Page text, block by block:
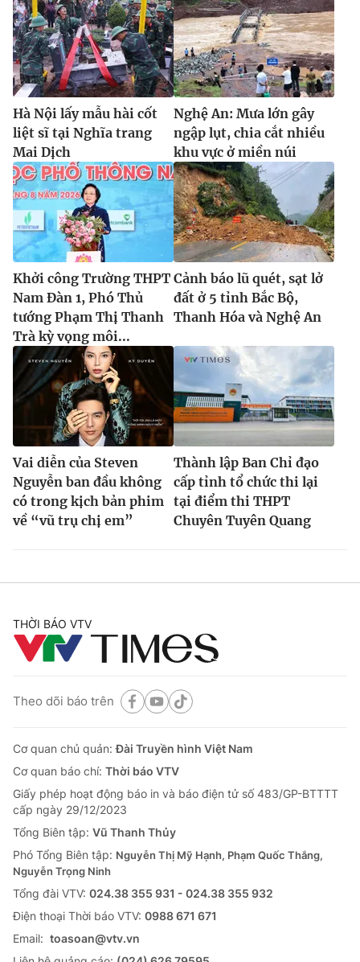
Hà Nội lấy mẫu hài cốt
liệt sĩ tại Nghĩa trang
Mai Dịch
Nghệ An: Mưa lớn gây
ngập lụt, chia cắt nhiều
khu vực ở miền núi
Khởi công Trường THPT
Nam Đàn 1, Phó Thủ
tướng Phạm Thị Thanh
Trà kỳ vọng môi...
Cảnh báo lũ quét, sạt lở
đất ở 5 tỉnh Bắc Bộ,
Thanh Hóa và Nghệ An
Vai diễn của Steven
Nguyễn ban đầu không
có trong kịch bản phim
về “vũ trụ chị em”
Thành lập Ban Chỉ đạo
cấp tỉnh tổ chức thi lại
tại điểm thi THPT
Chuyên Tuyên Quang
THỜI BÁO VTV
Theo dõi báo trên
Cơ quan chủ quản:Đài Truyền hình Việt Nam
Cơ quan báo chí: Thời báo VTV
Giấy phép hoạt động báo in và báo điện tử số 483/GP-BTTTT
cấp ngày 29/12/2023
Tổng Biên tập: Vũ Thanh Thủy
Phó Tổng Biên tập: Nguyễn Thị Mỹ Hạnh, Phạm Quốc Thắng,
Nguyễn Trọng Ninh
Tổng đài VTV: 024.38 355 931 - 024.38 355 932
Ðiện thoại Thời báo VTV: 0988 671 671
Email: toasoan@vtv.vn